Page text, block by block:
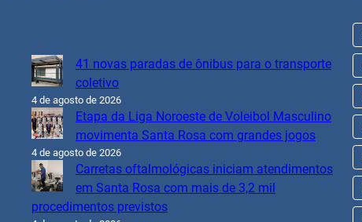
41 novas paradas de ônibus para o transporte
coletivo
4 de agosto de 2026
Etapa da Liga Noroeste de Voleibol Masculino
movimenta Santa Rosa com grandes jogos
4 de agosto de 2026
Carretas oftalmológicas iniciam atendimentos
em Santa Rosa com mais de 3,2 mil
procedimentos previstos